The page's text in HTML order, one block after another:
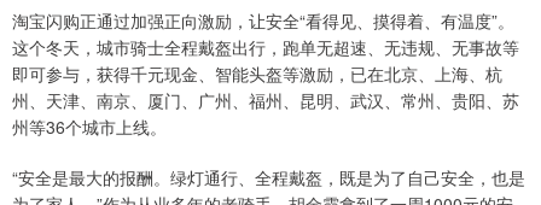
淘宝闪购正通过加强正向激励，让安全“看得见、摸得着、有温度”。
这个冬天，城市骑士全程戴盔出行，跑单无超速、无违规、无事故等
即可参与，获得千元现金、智能头盔等激励，已在北京、上海、杭
州、天津、南京、厦门、广州、福州、昆明、武汉、常州、贵阳、苏
州等36个城市上线。
“安全是最大的报酬。绿灯通行、全程戴盔，既是为了自己安全，也是